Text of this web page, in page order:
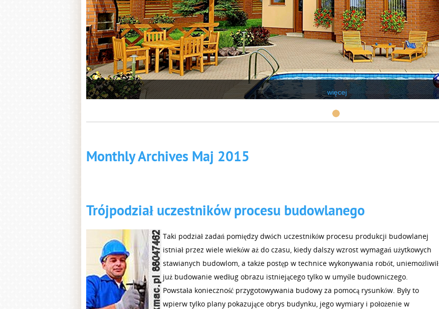
więcej
Monthly Archives Maj 2015
Trójpodział uczestników procesu budowlanego
Taki podział zadań pomiędzy dwóch uczestników procesu produkcji budowlanej
istniał przez wiele wieków aż do czasu, kiedy dalszy wzrost wymagań użytkowych
stawianych budowlom, a także postęp w technice wykonywania robót, uniemożliwił
już budowanie według obrazu istniejącego tylko w umyśle budowniczego.
Powstała konieczność przygotowywania budowy za pomocą rysunków. Były to
wpierw tylko plany pokazujące obrys budynku, jego wymiary i położenie w